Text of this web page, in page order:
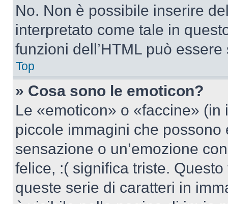
No. Non è possibile inserire
interpretato come tale in
funzioni dell’HTML può
Top
» Cosa sono le emoticon?
Le «emoticon» o «faccine»
piccole immagini che
sensazione o un’emozione
felice, :( significa triste.
queste serie di caratteri in